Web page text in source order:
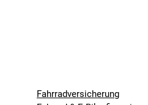
Fahrradversicherung